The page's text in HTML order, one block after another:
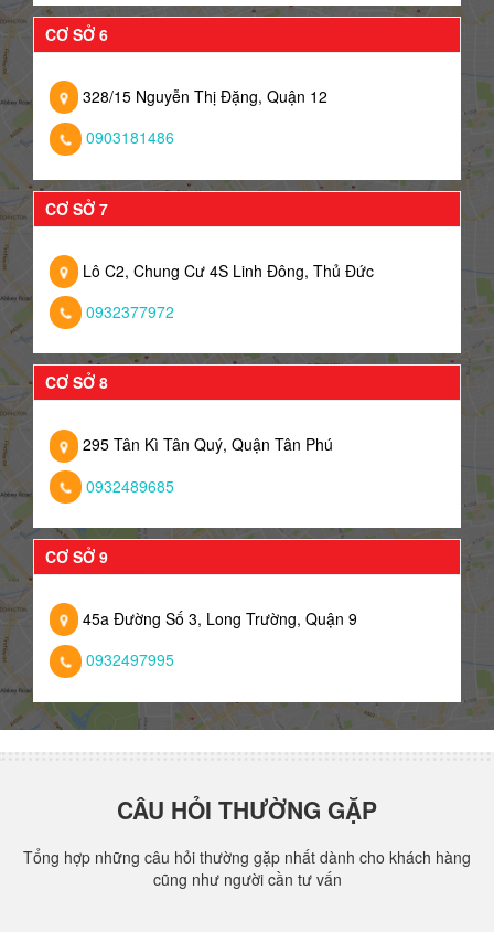
CƠ SỞ 6
328/15 Nguyễn Thị Đặng, Quận 12
0903181486
CƠ SỞ 7
Lô C2, Chung Cư 4S Linh Đông, Thủ Đức
0932377972
CƠ SỞ 8
295 Tân Kì Tân Quý, Quận Tân Phú
0932489685
CƠ SỞ 9
45a Đường Số 3, Long Trường, Quận 9
0932497995
CÂU HỎI THƯỜNG GẶP
Tổng hợp những câu hỏi thường gặp nhất dành cho khách hàng
cũng như người cần tư vấn